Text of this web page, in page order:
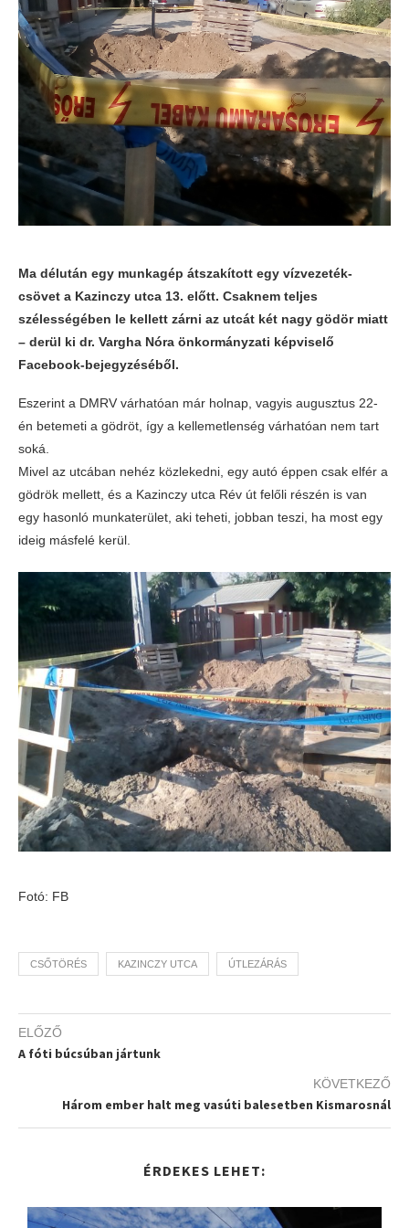
Ma délután egy munkagép átszakított egy vízvezeték-
csövet a Kazinczy utca 13. előtt. Csaknem teljes
szélességében le kellett zárni az utcát két nagy gödör miatt
– derül ki dr. Vargha Nóra önkormányzati képviselő
Facebook-bejegyzéséből.
Eszerint a DMRV várhatóan már holnap, vagyis augusztus 22-
én betemeti a gödröt, így a kellemetlenség várhatóan nem tart
soká.
Mivel az utcában nehéz közlekedni, egy autó éppen csak elfér a
gödrök mellett, és a Kazinczy utca Rév út felőli részén is van
egy hasonló munkaterület, aki teheti, jobban teszi, ha most egy
ideig másfelé kerül.
Fotó: FB
CSŐTÖRÉS KAZINCZY UTCA ÚTLEZÁRÁS
ELŐZŐ
A fóti búcsúban jártunk
KÖVETKEZŐ
Három ember halt meg vasúti balesetben Kismarosnál
ÉRDEKES LEHET: